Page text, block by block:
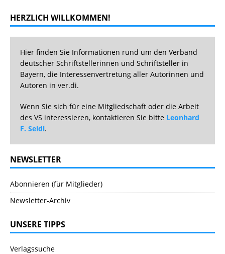
HERZLICH WILLKOMMEN!
Hier finden Sie Informationen rund um den Verband
deutscher Schriftstellerinnen und Schriftsteller in
Bayern, die Interessenvertretung aller Autorinnen und
Autoren in ver.di.
Wenn Sie sich für eine Mitgliedschaft oder die Arbeit
des VS interessieren, kontaktieren Sie bitte Leonhard
F. Seidl.
NEWSLETTER
Abonnieren (für Mitglieder)
Newsletter-Archiv
UNSERE TIPPS
Verlagssuche